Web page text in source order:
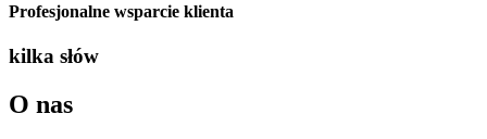
Profesjonalne wsparcie klienta
kilka słów
O nas